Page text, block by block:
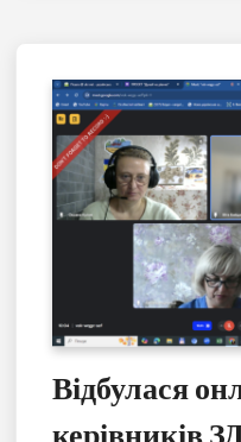
Відбулася
керівників